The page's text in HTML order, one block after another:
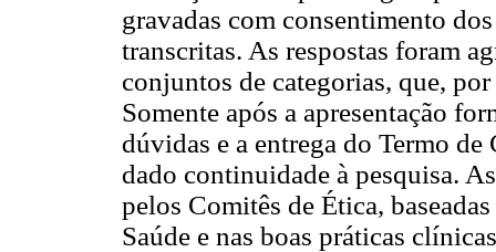
gravadas com consentimento
transcritas. As respostas foram
conjuntos de categorias, que,
Somente após a apresentação
dúvidas e a entrega do Termo
dado continuidade à pesquisa.
pelos Comitês de Ética,
Saúde e nas boas práticas